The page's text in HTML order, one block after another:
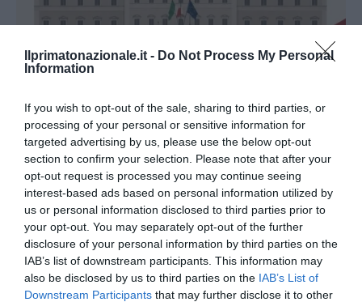
Ilprimatonazionale.it - Do Not Process My Personal
Information
If you wish to opt-out of the sale, sharing to third parties, or
processing of your personal or sensitive information for
targeted advertising by us, please use the below opt-out
section to confirm your selection. Please note that after your
opt-out request is processed you may continue seeing
interest-based ads based on personal information utilized by
us or personal information disclosed to third parties prior to
your opt-out. You may separately opt-out of the further
disclosure of your personal information by third parties on the
IAB’s list of downstream participants. This information may
also be disclosed by us to third parties on the IAB’s List of
Downstream Participants that may further disclose it to other
La Camera boccia il patentino antifascista per parlare a
Montecitorio: palo clamoroso del Pd
5 Agosto 2026